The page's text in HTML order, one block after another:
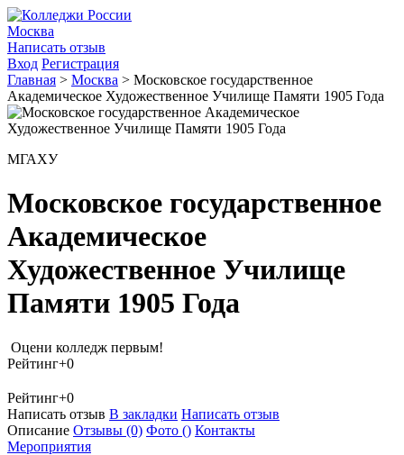
Москва
Написать отзыв
Вход Регистрация
Главная > Москва > Московское государственное
Академическое Художественное Училище Памяти 1905 Года
МГАХУ
Московское государственное
Академическое
Художественное Училище
Памяти 1905 Года
Оцени колледж первым!
Рейтинг+0
Рейтинг+0
Написать отзыв В закладки Написать отзыв
Описание Отзывы (0) Фото () Контакты
Мероприятия